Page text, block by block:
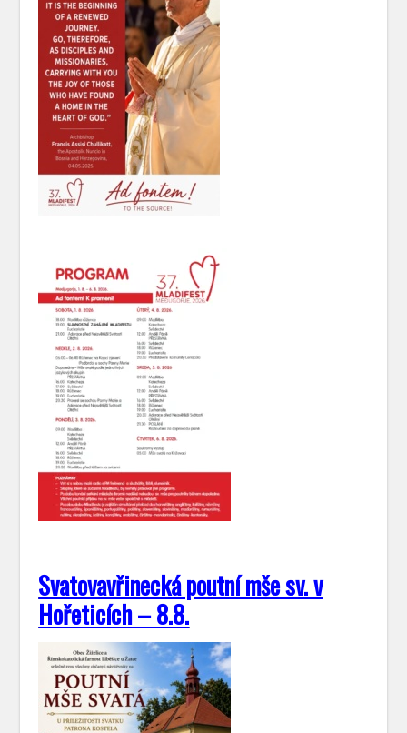
Svatovavřinecká poutní mše sv. v
Hořeticích – 8.8.